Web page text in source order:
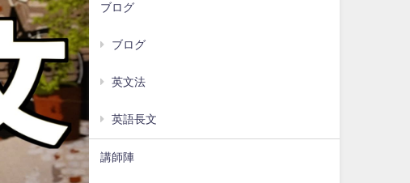
ブログ
ブログ
英文法
英語長文
講師陣